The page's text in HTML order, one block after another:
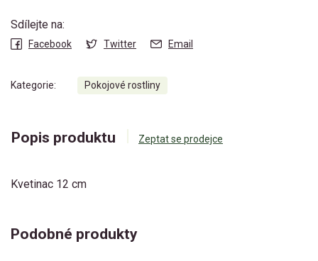
Sdílejte na:
Facebook Twitter Email
Kategorie: Pokojové rostliny
Popis produktu Zeptat se prodejce
Kvetinac 12 cm
Podobné produkty